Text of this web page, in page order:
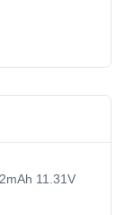
11.31V